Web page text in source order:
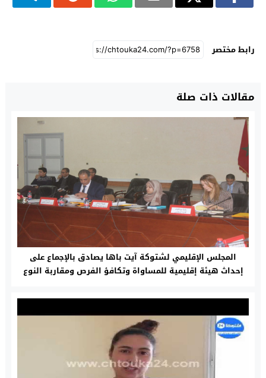
رابط مختصر
مقالات ذات صلة
المجلس الإقليمي لشتوكة آيت باها يصادق بالإجماع على
إحداث هيئة إقليمية للمساواة وتكافؤ الفرص ومقاربة النوع